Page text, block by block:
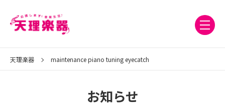
天理楽器 maintenance piano tuning eyecatch
お知らせ